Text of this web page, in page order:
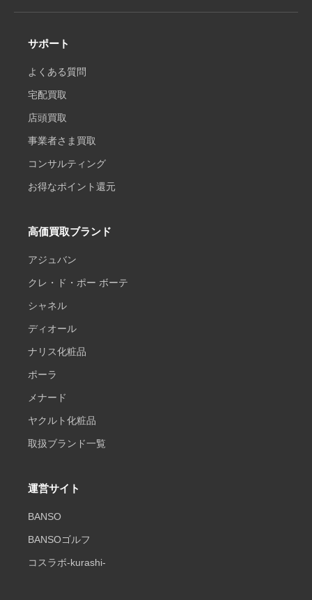
サポート
よくある質問
宅配買取
店頭買取
事業者さま買取
コンサルティング
お得なポイント還元
高価買取ブランド
アジュバン
クレ・ド・ポー ボーテ
シャネル
ディオール
ナリス化粧品
ポーラ
メナード
ヤクルト化粧品
取扱ブランド一覧
運営サイト
BANSO
BANSOゴルフ
コスラボ-kurashi-